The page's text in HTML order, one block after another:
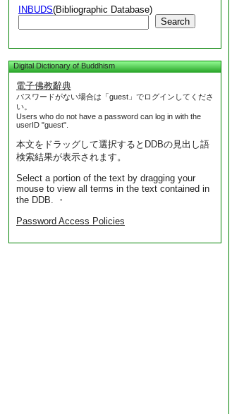
INBUDS(Bibliographic Database)
Search
Digital Dictionary of Buddhism
電子佛教辭典
パスワードがない場合は「guest」でログインしてくださ
い。
Users who do not have a password can log in with the
userID "guest".
本文をドラッグして選択するとDDBの見出し語
検索結果が表示されます。
Select a portion of the text by dragging your
mouse to view all terms in the text contained in
the DDB. ・
Password Access Policies